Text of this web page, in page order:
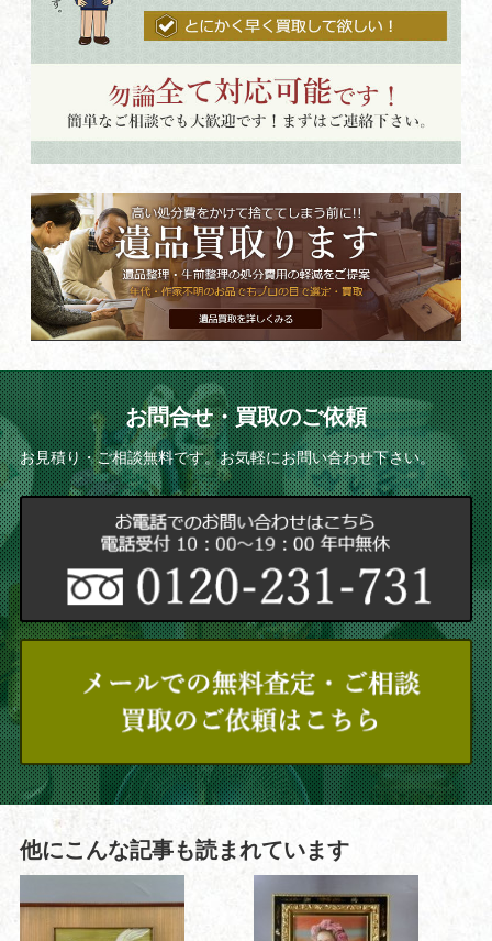
お問合せ・買取のご依頼
お見積り・ご相談無料です。お気軽にお問い合わせ下さい。
他にこんな記事も読まれています